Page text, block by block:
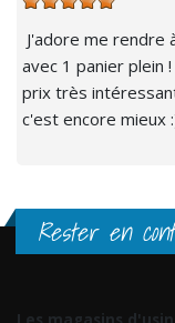
J'adore me rendre
avec 1 panier plein
prix très
c'est encore mieux
Rester en